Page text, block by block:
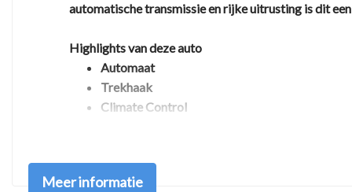
automatische transmissie en rijke uitrusting is dit
Highlights van deze auto
Automaat
Trekhaak
Climate Control
Comfortabele hoge instap
Technisch gecontroleerd
Meer informatie